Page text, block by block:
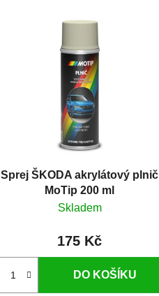
Sprej ŠKODA akrylátový plnič
MoTip 200 ml
Skladem
175 Kč
DO KOŠÍKU